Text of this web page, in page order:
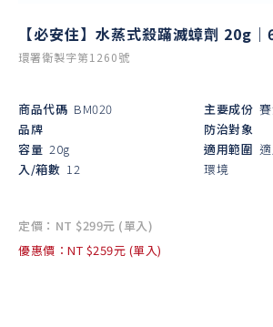
【必安住】水蒸式殺蹣滅蟑劑 20g
環署衛製字第1260號
商品代碼 BM020
品牌
容量 20g
入/箱數 12
主要成份
防治對象
適用範圍
環境
定價：NT $299元 (單入)
優惠價：NT $259元 (單入)